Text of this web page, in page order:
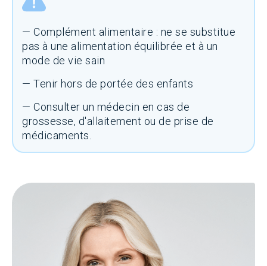
— Complément alimentaire : ne se substitue
pas à une alimentation équilibrée et à un
mode de vie sain
— Tenir hors de portée des enfants
— Consulter un médecin en cas de
grossesse, d'allaitement ou de prise de
médicaments.